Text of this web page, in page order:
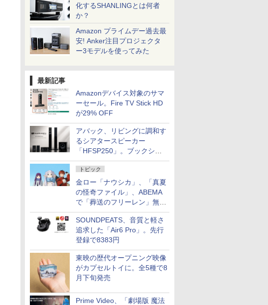
化するSHANLINGとは何者
か？
Amazon プライムデー過去最
安! Anker注目プロジェクタ
ー3モデルを使ってみた
最新記事
Amazonデバイス対象のサマ
ーセール。Fire TV Stick HD
が29% OFF
アバック、リビングに調和す
るシアタースピーカー
「HFSP250」。ブックシェ
ルフはペア3万円以下
トピック
金ロー「ナウシカ」、「真夏
の怪奇ファイル」、ABEMA
で「葬送のフリーレン」無料
配信など。夏の特番・配信情
報
SOUNDPEATS、音質と軽さ
追求した「Air6 Pro」。先行
登録で8383円
東映の歴代オープニング映像
がカプセルトイに。全5種で8
月下旬発売
Prime Video、「劇場版 魔法